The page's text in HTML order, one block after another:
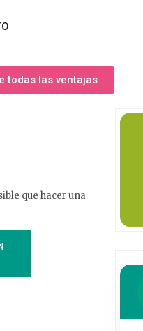
todas las ventajas
que hacer una